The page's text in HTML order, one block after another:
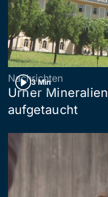
3 Min
Nachrichten
Urner
aufgetaucht